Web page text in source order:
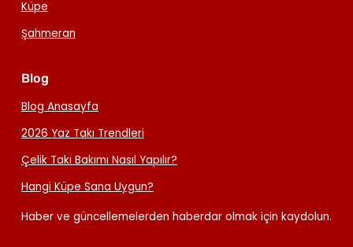
Küpe
Şahmeran
Blog
Blog Anasayfa
2026 Yaz Takı Trendleri
Çelik Takı Bakımı Nasıl Yapılır?
Hangi Küpe Sana Uygun?
Haber ve güncellemelerden haberdar olmak için kaydolun.